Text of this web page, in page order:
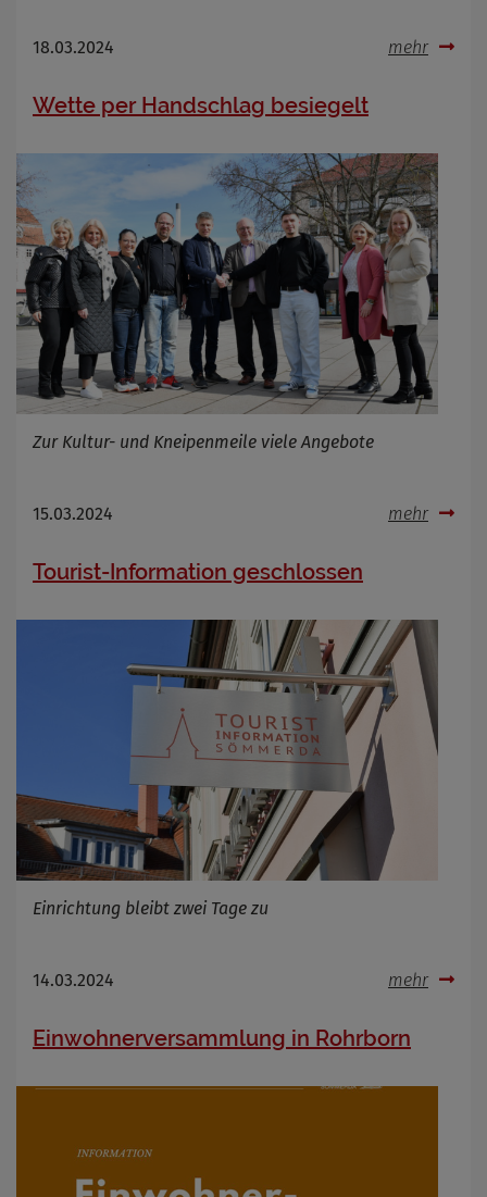
18.03.2024 mehr
Wette per Handschlag besiegelt
Zur Kultur- und Kneipenmeile viele Angebote
15.03.2024 mehr
Tourist-Information geschlossen
Einrichtung bleibt zwei Tage zu
14.03.2024 mehr
Einwohnerversammlung in Rohrborn